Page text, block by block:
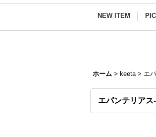
NEW ITEM
ホーム > keeta > エ
エパンテリアス